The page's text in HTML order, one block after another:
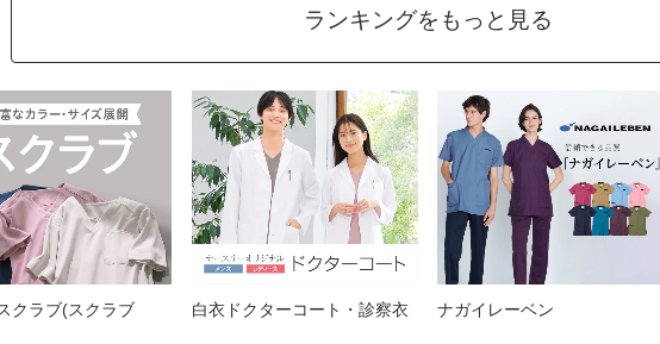
ランキングをもっと見る
クラブ(スクラブ 白衣ドクターコート・診察衣 ナガイレーベン